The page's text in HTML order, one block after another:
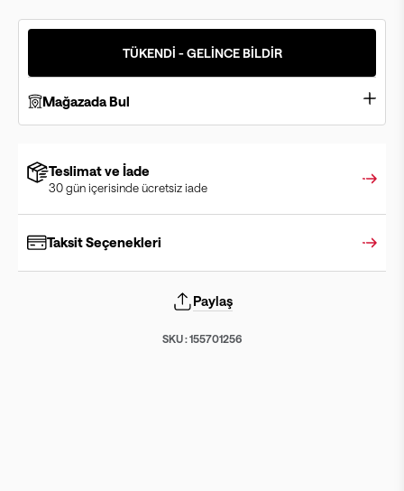
TÜKENDİ - GELİNCE BİLDİR
Mağazada Bul
Teslimat ve İade
30 gün içerisinde ücretsiz iade
Taksit Seçenekleri
Paylaş
SKU :155701256